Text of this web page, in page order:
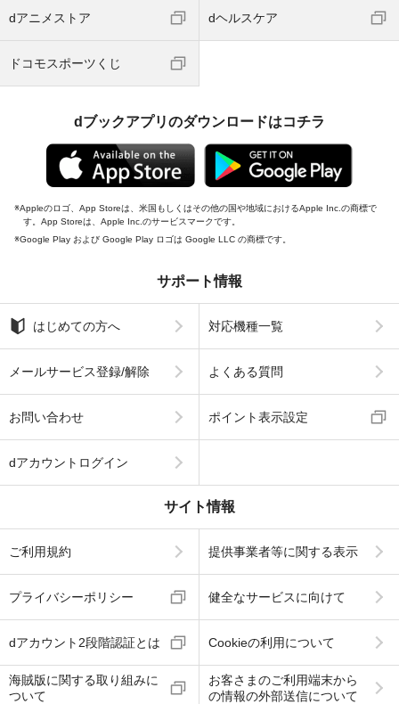
dアニメストア dヘルスケア
ドコモスポーツくじ
dブックアプリのダウンロードはコチラ
Appleのロゴ、App Storeは、米国もしくはその他の国や地域におけるApple Inc.の商標で
す。App Storeは、Apple Inc.のサービスマークです。
Google Play および Google Play ロゴは Google LLC の商標です。
サポート情報
はじめての方へ 対応機種一覧
メールサービス登録/解除 よくある質問
お問い合わせ ポイント表示設定
dアカウントログイン
サイト情報
ご利用規約 提供事業者等に関する表示
プライバシーポリシー 健全なサービスに向けて
dアカウント2段階認証とは Cookieの利用について
海賊版に関する取り組みに
ついて
お客さまのご利用端末から
の情報の外部送信について